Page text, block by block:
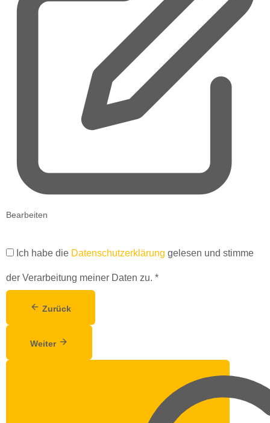
Bearbeiten
Ich habe die Datenschutzerklärung gelesen und stimme
der Verarbeitung meiner Daten zu. *
Zurück
Weiter